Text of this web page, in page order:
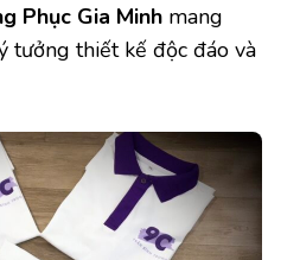
Phục Gia Minh mang
tưởng thiết kế độc đáo và